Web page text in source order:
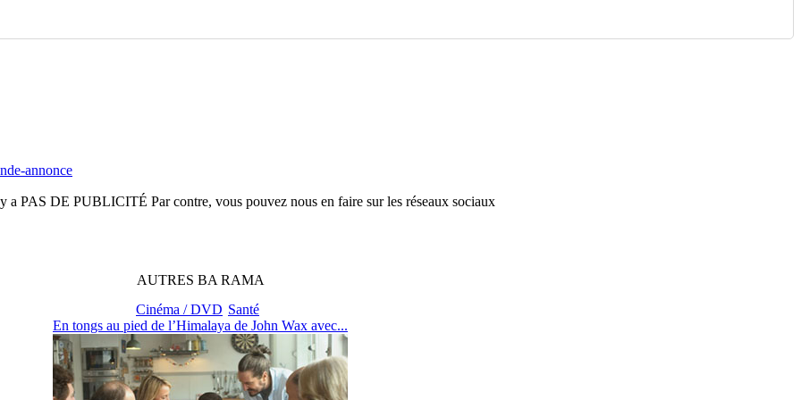
annonce
a PAS DE PUBLICITÉ Par contre, vous pouvez nous en faire sur les réseaux sociaux
AUTRES BA RAMA
Cinéma / DVD Santé
En tongs au pied de l’Himalaya de John Wax avec...